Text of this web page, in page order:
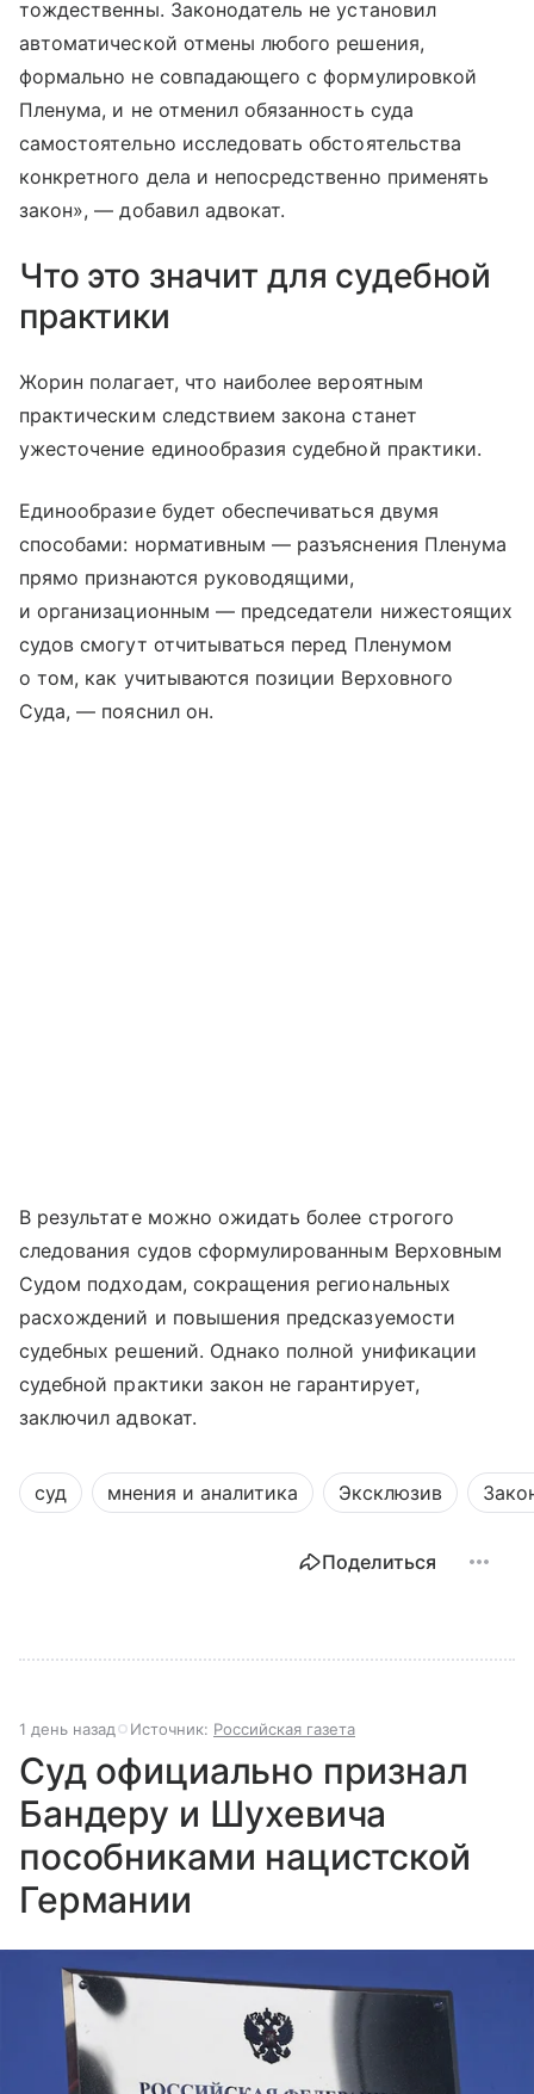
тождественны. Законодатель не установил
автоматической отмены любого решения,
формально не совпадающего с формулировкой
Пленума, и не отменил обязанность суда
самостоятельно исследовать обстоятельства
конкретного дела и непосредственно применять
закон», — добавил адвокат.
Что это значит для судебной
практики
Жорин полагает, что наиболее вероятным
практическим следствием закона станет
ужесточение единообразия судебной практики.
Единообразие будет обеспечиваться двумя
способами: нормативным — разъяснения Пленума
прямо признаются руководящими,
и организационным — председатели нижестоящих
судов смогут отчитываться перед Пленумом
о том, как учитываются позиции Верховного
Суда, — пояснил он.
В результате можно ожидать более строгого
следования судов сформулированным Верховным
Судом подходам, сокращения региональных
расхождений и повышения предсказуемости
судебных решений. Однако полной унификации
судебной практики закон не гарантирует,
заключил адвокат.
суд мнения и аналитика Эксклюзив
Поделиться
1 день назад Источник: Российская газета
Суд официально признал
Бандеру и Шухевича
пособниками нацистской
Германии